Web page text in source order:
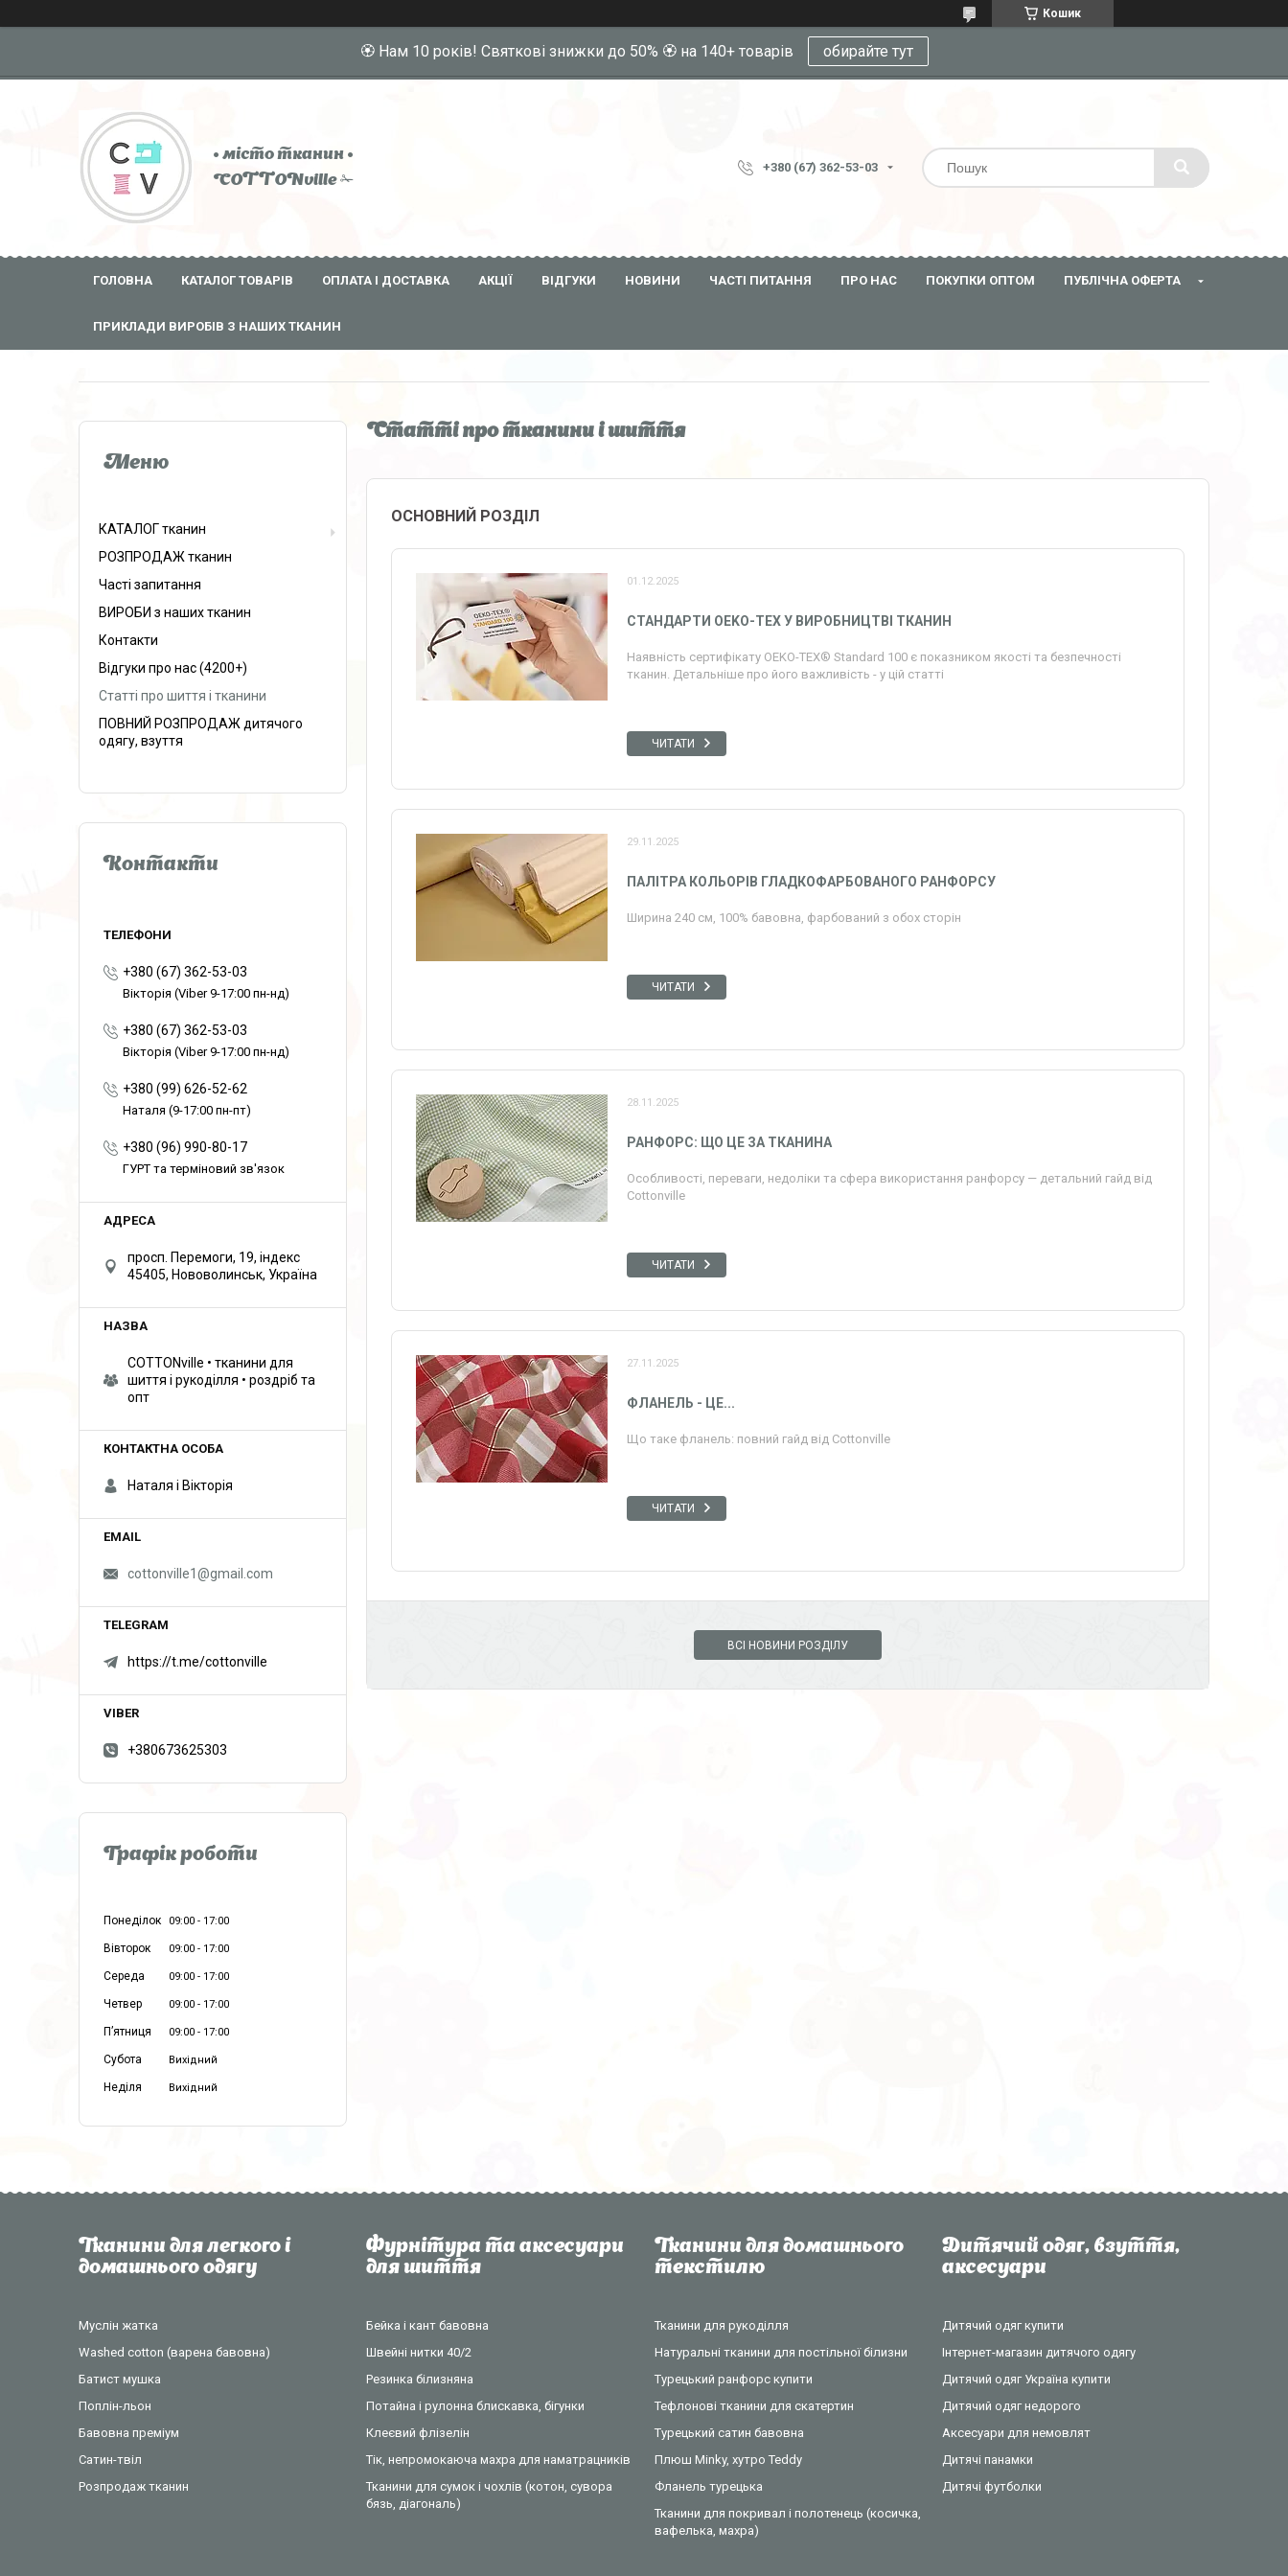
Кошик
🏵️ Нам 10 років! Святкові знижки до 50% 🏵️ на 140+ товарів обирайте тут
• місто тканин •
COTTONville ✁
+380 (67) 362-53-03
ГОЛОВНА КАТАЛОГ ТОВАРІВ ОПЛАТА І ДОСТАВКА АКЦІЇ ВІДГУКИ НОВИНИ ЧАСТІ ПИТАННЯ ПРО НАС ПОКУПКИ ОПТОМ ПУБЛІЧНА ОФЕРТА
ПРИКЛАДИ ВИРОБІВ З НАШИХ ТКАНИН
Статті про тканини і шиття
ОСНОВНИЙ РОЗДІЛ
01.12.2025
СТАНДАРТИ OEKO-TEX У ВИРОБНИЦТВІ ТКАНИН
Наявність сертифікату OEKO-TEX® Standard 100 є показником якості та безпечності
тканин. Детальніше про його важливість - у цій статті
ЧИТАТИ
29.11.2025
ПАЛІТРА КОЛЬОРІВ ГЛАДКОФАРБОВАНОГО РАНФОРСУ
Ширина 240 см, 100% бавовна, фарбований з обох сторін
ЧИТАТИ
28.11.2025
РАНФОРС: ЩО ЦЕ ЗА ТКАНИНА
Особливості, переваги, недоліки та сфера використання ранфорсу — детальний гайд від
Cottonville
ЧИТАТИ
27.11.2025
ФЛАНЕЛЬ - ЦЕ...
Що таке фланель: повний гайд від Cottonville
ЧИТАТИ
ВСІ НОВИНИ РОЗДІЛУ
КАТАЛОГ тканин
РОЗПРОДАЖ тканин
Часті запитання
ВИРОБИ з наших тканин
Контакти
Відгуки про нас (4200+)
Статті про шиття і тканини
ПОВНИЙ РОЗПРОДАЖ дитячого
одягу, взуття
Контакти
+380 (67) 362-53-03
Вікторія (Viber 9-17:00 пн-нд)
+380 (67) 362-53-03
Вікторія (Viber 9-17:00 пн-нд)
+380 (99) 626-52-62
Наталя (9-17:00 пн-пт)
+380 (96) 990-80-17
ГУРТ та терміновий зв'язок
просп. Перемоги, 19, індекс
45405, Нововолинськ, Україна
COTTONville • тканини для
шиття і рукоділля • роздріб та
опт
Наталя і Вікторія
cottonville1@gmail.com
https://t.me/cottonville
+380673625303
Графік роботи
Понеділок 09:00 17:00
Вівторок 09:00 17:00
Середа 09:00 17:00
Четвер 09:00 17:00
Пʼятниця 09:00 17:00
Субота Вихідний
Неділя Вихідний
Тканини для легкого і
домашнього одягу
Муслін жатка
Washed cotton (варена бавовна)
Батист мушка
Поплін-льон
Бавовна преміум
Сатин-твіл
Розпродаж тканин
Фурнітура та аксесуари
для шиття
Бейка і кант бавовна
Швейні нитки 40/2
Резинка білизняна
Потайна і рулонна блискавка, бігунки
Клеєвий флізелін
Тік, непромокаюча махра для наматрацників
Тканини для сумок і чохлів (котон, сувора
бязь, діагональ)
Тканини для домашнього
текстилю
Тканини для рукоділля
Натуральні тканини для постільної білизни
Турецький ранфорс купити
Тефлонові тканини для скатертин
Турецький сатин бавовна
Плюш Minky, хутро Teddy
Фланель турецька
Тканини для покривал і полотенець (косичка,
вафелька, махра)
Дитячий одяг, взуття,
аксесуари
Дитячий одяг купити
Інтернет-магазин дитячого одягу
Дитячий одяг Україна купити
Дитячий одяг недорого
Аксесуари для немовлят
Дитячі панамки
Дитячі футболки